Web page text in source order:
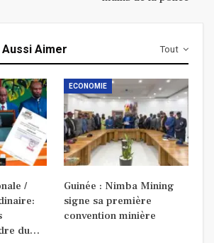
Tout
Aimer
/
du…
ECONOMIE
Guinée : Nimba Mining
signe sa première
convention minière